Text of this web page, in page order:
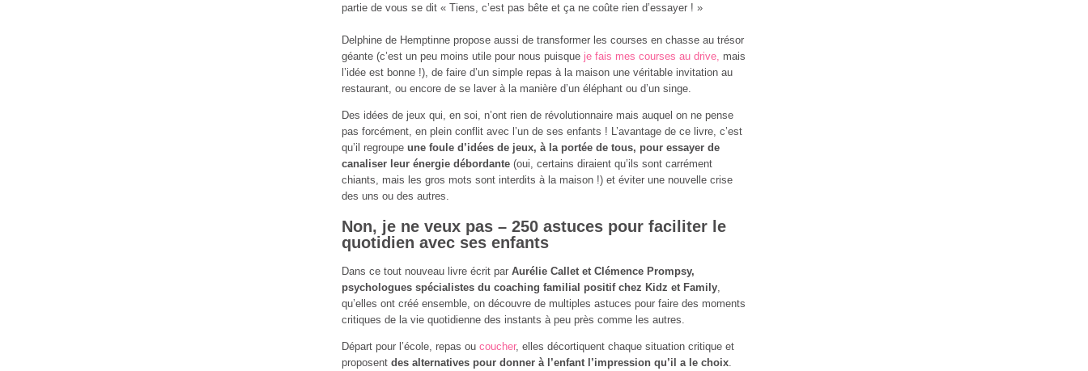
partie de vous se dit « Tiens, c’est pas bête et ça ne coûte rien d’essayer ! »
Delphine de Hemptinne propose aussi de transformer les courses en chasse au trésor
géante (c’est un peu moins utile pour nous puisque je fais mes courses au drive, mais
l’idée est bonne !), de faire d’un simple repas à la maison une véritable invitation au
restaurant, ou encore de se laver à la manière d’un éléphant ou d’un singe.
Des idées de jeux qui, en soi, n’ont rien de révolutionnaire mais auquel on ne pense
pas forcément, en plein conflit avec l’un de ses enfants ! L’avantage de ce livre, c’est
qu’il regroupe une foule d’idées de jeux, à la portée de tous, pour essayer de
canaliser leur énergie débordante (oui, certains diraient qu’ils sont carrément
chiants, mais les gros mots sont interdits à la maison !) et éviter une nouvelle crise
des uns ou des autres.
Non, je ne veux pas – 250 astuces pour faciliter le
quotidien avec ses enfants
Dans ce tout nouveau livre écrit par Aurélie Callet et Clémence Prompsy,
psychologues spécialistes du coaching familial positif chez Kidz et Family
qu’elles ont créé ensemble, on découvre de multiples astuces pour faire des moments
critiques de la vie quotidienne des instants à peu près comme les autres.
Départ pour l’école, repas ou coucher, elles décortiquent chaque situation critique et
proposent des alternatives pour donner à l’enfant l’impression qu’il a le choix